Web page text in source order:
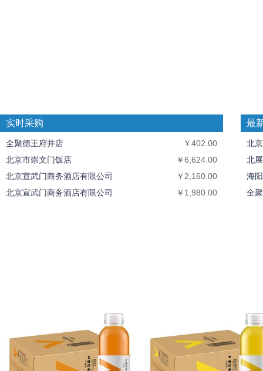
实时采购
全聚德王府井店
￥402.00
北京市崇文门饭店
￥6,624.00
北京宣武门商务酒店有限公司
￥2,160.00
北京宣武门商务酒店有限公司
￥1,980.00
最
北
北
海
全